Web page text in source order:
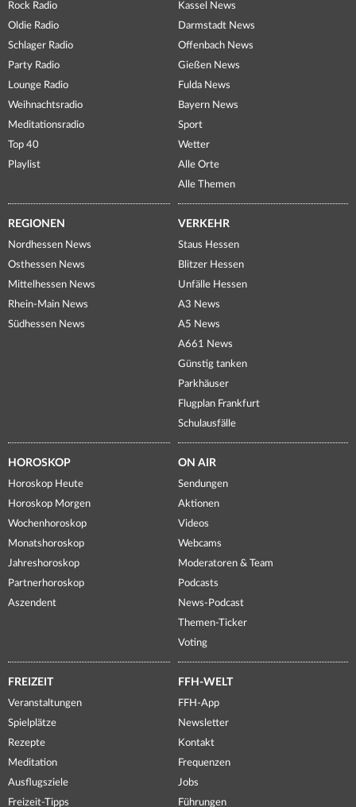
Rock Radio
Oldie Radio
Schlager Radio
Party Radio
Lounge Radio
Weihnachtsradio
Meditationsradio
Top 40
Playlist
Kassel News
Darmstadt News
Offenbach News
Gießen News
Fulda News
Bayern News
Sport
Wetter
Alle Orte
Alle Themen
REGIONEN
Nordhessen News
Osthessen News
Mittelhessen News
Rhein-Main News
Südhessen News
VERKEHR
Staus Hessen
Blitzer Hessen
Unfälle Hessen
A3 News
A5 News
A661 News
Günstig tanken
Parkhäuser
Flugplan Frankfurt
Schulausfälle
HOROSKOP
Horoskop Heute
Horoskop Morgen
Wochenhoroskop
Monatshoroskop
Jahreshoroskop
Partnerhoroskop
Aszendent
ON AIR
Sendungen
Aktionen
Videos
Webcams
Moderatoren & Team
Podcasts
News-Podcast
Themen-Ticker
Voting
FREIZEIT
Veranstaltungen
Spielplätze
Rezepte
Meditation
Ausflugsziele
Freizeit-Tipps
FFH-WELT
FFH-App
Newsletter
Kontakt
Frequenzen
Jobs
Führungen